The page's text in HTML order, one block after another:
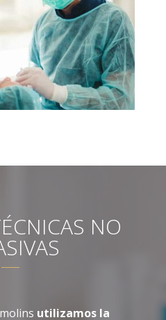
NO
utilizamos la